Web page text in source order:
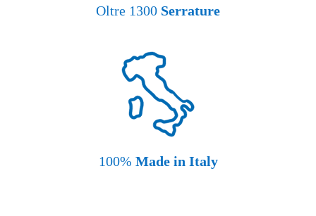
Oltre 1300 Serrature
100% Made in Italy